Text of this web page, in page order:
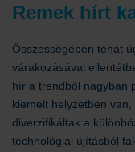
Remek hírt
Összességében tehát
várakozásával
hír a trendből nagyban
kiemelt helyzetben
diverzifikáltak a
technológiai újításból